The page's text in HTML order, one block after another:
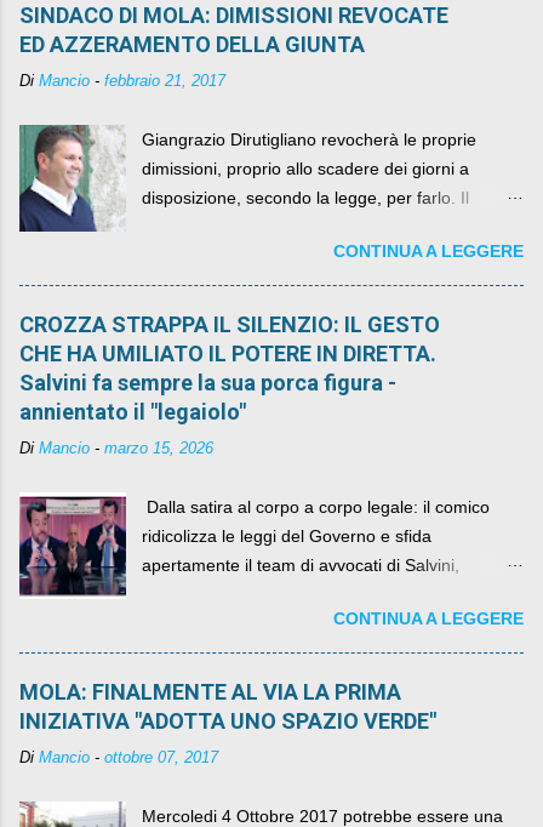
SINDACO DI MOLA: DIMISSIONI REVOCATE
ED AZZERAMENTO DELLA GIUNTA
Di Mancio - febbraio 21, 2017
Giangrazio Dirutigliano revocherà le proprie
dimissioni, proprio allo scadere dei giorni a
disposizione, secondo la legge, per farlo. Il
quelli che si auspicavano il contrario.CONTINUA A LEGGERE
CROZZA STRAPPA IL SILENZIO: IL GESTO
CHE HA UMILIATO IL POTERE IN DIRETTA.
Salvini fa sempre la sua porca figura -
annientato il "legaiolo"
Di Mancio - marzo 15, 2026
​ Dalla satira al corpo a corpo legale: il comico
ridicolizza le leggi del Governo e sfida
apertamente il team di avvocati di Salvini,
CONTINUA A LEGGERE
MOLA: FINALMENTE AL VIA LA PRIMA
INIZIATIVA "ADOTTA UNO SPAZIO VERDE"
Di Mancio - ottobre 07, 2017
Mercoledi 4 Ottobre 2017 potrebbe essere una